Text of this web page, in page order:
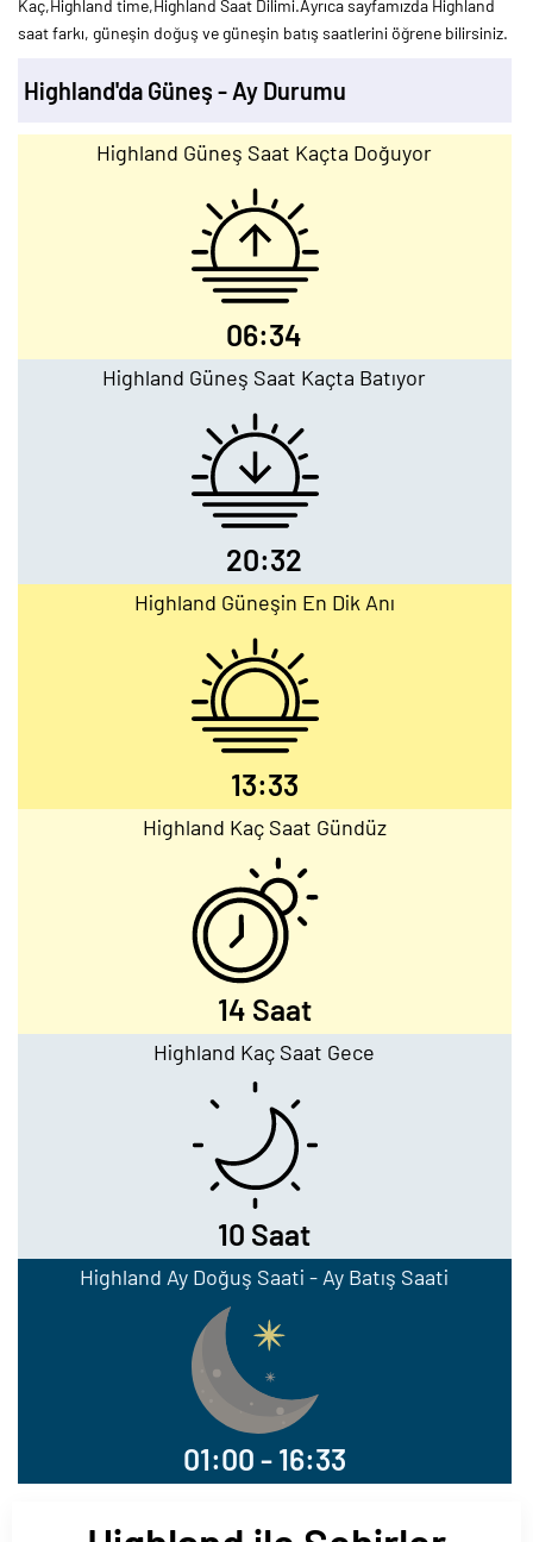
Kaç,Highland time,Highland Saat Dilimi.Ayrıca sayfamızda Highland
saat farkı, güneşin doğuş ve güneşin batış saatlerini öğrene bilirsiniz.
Highland'da Güneş - Ay Durumu
Highland Güneş Saat Kaçta Doğuyor
06:34
Highland Güneş Saat Kaçta Batıyor
20:32
Highland Güneşin En Dik Anı
13:33
Highland Kaç Saat Gündüz
14 Saat
Highland Kaç Saat Gece
10 Saat
Highland Ay Doğuş Saati - Ay Batış Saati
01:00 - 16:33